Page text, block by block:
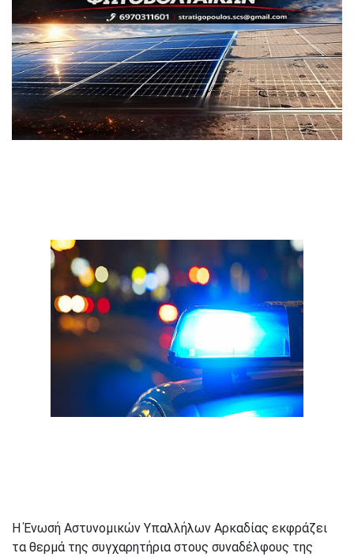
Η Ένωσή Αστυνομικών Υπαλλήλων Αρκαδίας εκφράζει
τα θερμά της συγχαρητήρια στους συναδέλφους της